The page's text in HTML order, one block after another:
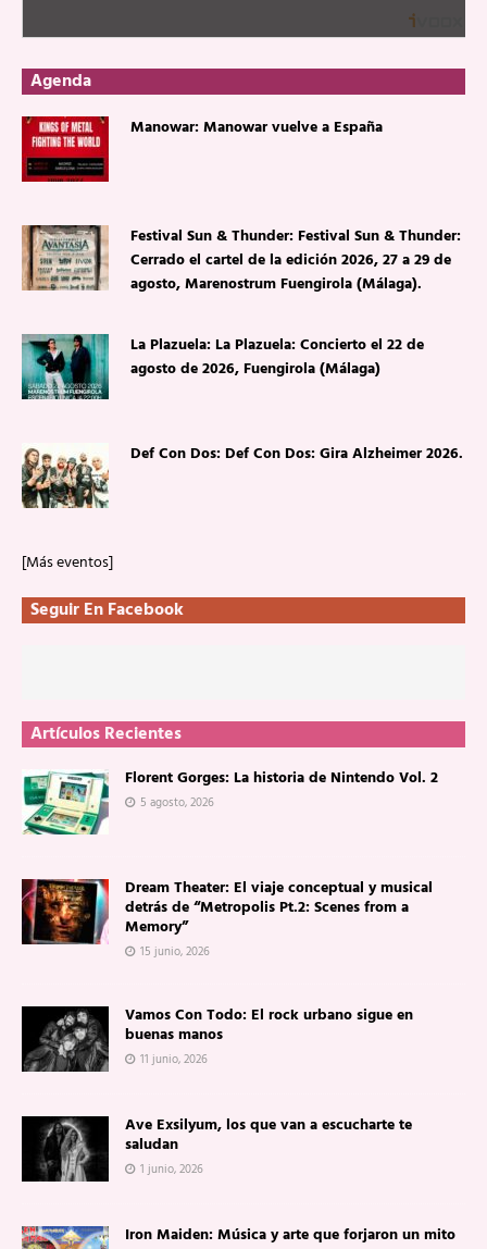
Agenda
Manowar: Manowar vuelve a España
Festival Sun & Thunder: Festival Sun & Thunder:
Cerrado el cartel de la edición 2026, 27 a 29 de
agosto, Marenostrum Fuengirola (Málaga).
La Plazuela: La Plazuela: Concierto el 22 de
agosto de 2026, Fuengirola (Málaga)
Def Con Dos: Def Con Dos: Gira Alzheimer 2026.
[Más eventos]
Seguir En Facebook
Artículos Recientes
Florent Gorges: La historia de Nintendo Vol. 2
5 agosto, 2026
Dream Theater: El viaje conceptual y musical
detrás de “Metropolis Pt.2: Scenes from a
Memory”
15 junio, 2026
Vamos Con Todo: El rock urbano sigue en
buenas manos
11 junio, 2026
Ave Exsilyum, los que van a escucharte te
saludan
1 junio, 2026
Iron Maiden: Música y arte que forjaron un mito